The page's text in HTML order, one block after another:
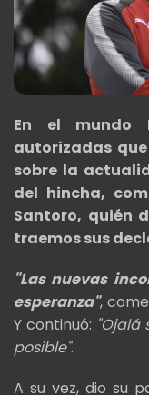
En el mundo
autorizadas
sobre la
del hincha,
Santoro, quién
traemos sus
"Las nuevas
esperanza",
Y continuó: "Ojalá
posible".
A su vez, dio su